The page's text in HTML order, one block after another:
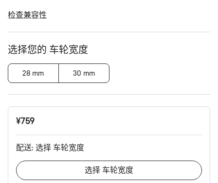
检查兼容性
产
配
置
选择您的 车轮宽度
28 mm 30 mm
¥759
配送: 选择 车轮宽度
选择 车轮宽度